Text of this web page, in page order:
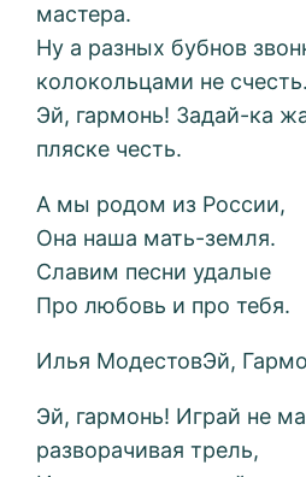
мастера.
Ну а разных бубнов
колокольцами не счесть.
Эй, гармонь! Задай-ка
пляске честь.
А мы родом из России,
Она наша мать-земля.
Славим песни удалые
Про любовь и про тебя.
Илья МодестовЭй,
Эй, гармонь! Играй не
разворачивая трель,